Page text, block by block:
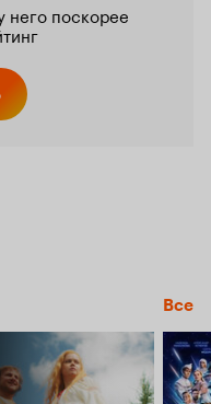
него поскорее
Все